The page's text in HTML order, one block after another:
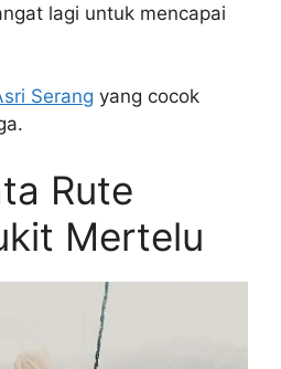
lagi untuk mencapai
Serang yang cocok
Rute
Mertelu